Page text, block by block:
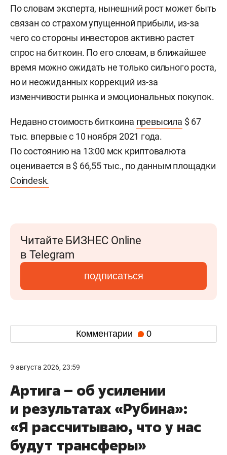
По словам эксперта, нынешний рост может быть
связан со страхом упущенной прибыли, из-за
чего со стороны инвесторов активно растет
спрос на биткоин. По его словам, в ближайшее
время можно ожидать не только сильного роста,
но и неожиданных коррекций из-за
изменчивости рынка и эмоциональных покупок.
Недавно стоимость биткоина превысила $ 67
тыс. впервые с 10 ноября 2021 года.
По состоянию на 13:00 мск криптовалюта
оценивается в $ 66,55 тыс., по данным площадки
Coindesk.
Читайте БИЗНЕС Online
в Telegram
подписаться
Комментарии 0
9 августа 2026, 23:59
Артига – об усилении
и результатах «Рубина»:
«Я рассчитываю, что у нас
будут трансферы»